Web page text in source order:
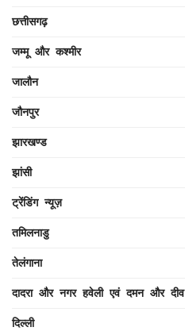
छत्तीसगढ़
जम्मू और कश्मीर
जालौन
जौनपुर
झारखण्ड
झांसी
ट्रेंडिंग न्यूज़
तमिलनाडु
तेलंगाना
दादरा और नगर हवेली एवं दमन और दीव
दिल्ली